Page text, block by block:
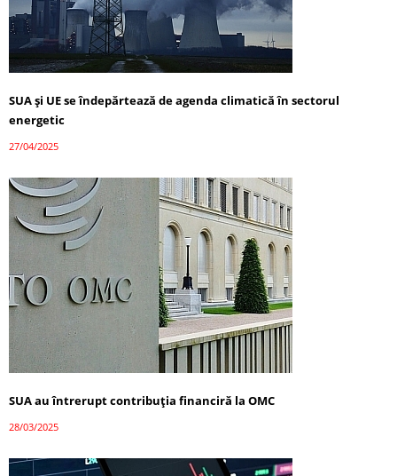
SUA și UE se îndepărtează de agenda climatică în sectorul
energetic
27/04/2025
SUA au întrerupt contribuția financiră la OMC
28/03/2025